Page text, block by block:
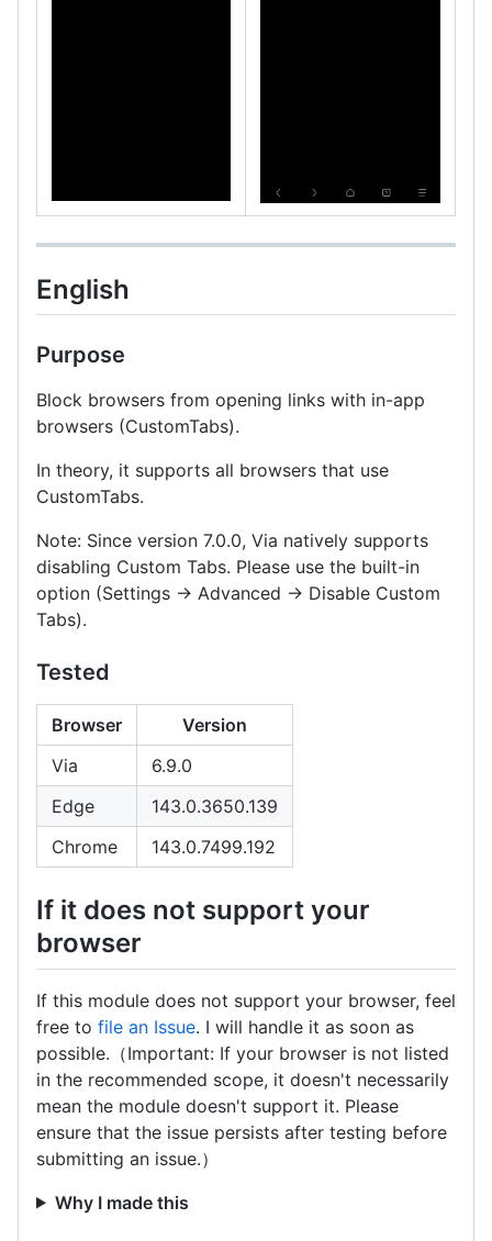
English
Purpose
Block browsers from opening links with in-app
browsers (CustomTabs).
In theory, it supports all browsers that use
CustomTabs.
Note: Since version 7.0.0, Via natively supports
disabling Custom Tabs. Please use the built-in
option (Settings → Advanced → Disable Custom
Tabs).
Tested
Browser
Version
Via
6.9.0
Edge
143.0.3650.139
Chrome
143.0.7499.192
If it does not support your
browser
If this module does not support your browser, feel
free to file an Issue. I will handle it as soon as
possible.（Important: If your browser is not listed
in the recommended scope, it doesn't necessarily
mean the module doesn't support it. Please
ensure that the issue persists after testing before
submitting an issue.）
Why I made this